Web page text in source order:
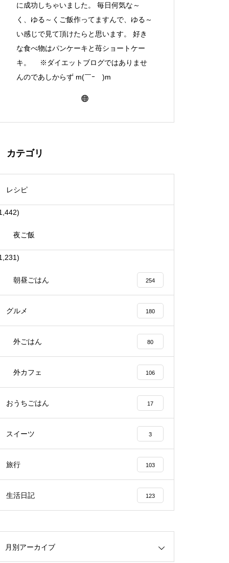
に成功しちゃいました。 毎日何気な～
く、ゆる～くご飯作ってますんで、ゆる～
い感じで見て頂けたらと思います。 好き
な食べ物はパンケーキと苺ショートケー
キ。 ※ダイエットブログではありませ
んのであしからず m(￣ｰ￣)m
カテゴリ
レシピ
夜ご飯
朝昼ごはん 254
グルメ 180
外ごはん 80
外カフェ 106
おうちごはん 17
スイーツ 3
旅行 103
生活日記 123
月別アーカイブ